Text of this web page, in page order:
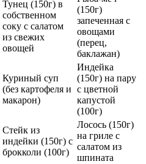
Тунец (150г) в
собственном
соку с салатом
из свежих
овощей
(150г)
запеченная с
овощами
(перец,
баклажан)
Куриный суп
(без картофеля и
макарон)
Индейка
(150г) на пару
с цветной
капустой
(100г)
Стейк из
индейки (150г) с
брокколи (100г)
Лосось (150г)
на гриле с
салатом из
шпината